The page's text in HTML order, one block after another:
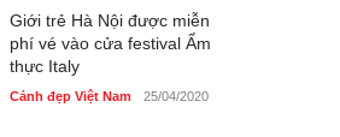
Giới trẻ Hà Nội được miễn
phí vé vào cửa festival Ẩm
thực Italy
Cảnh đẹp Việt Nam 25/04/2020